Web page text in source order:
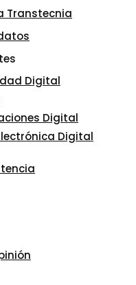
Transtecnia
Digital
Digital
Digital